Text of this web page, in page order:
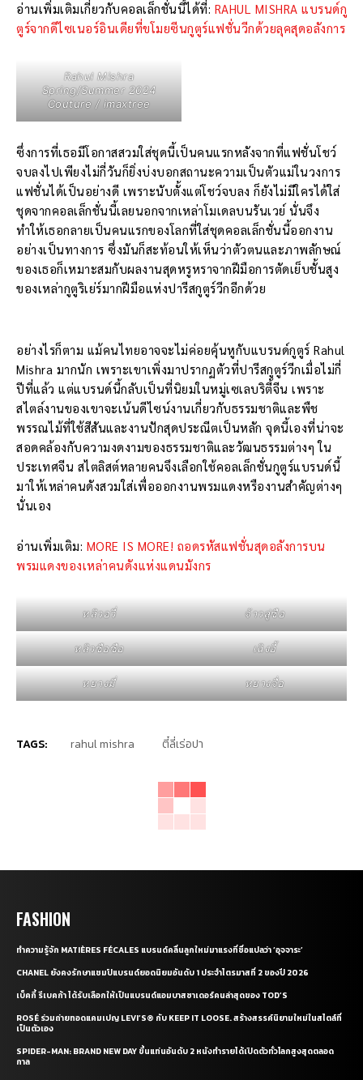
อ่านเพิ่มเติมเกี่ยวกับคอลเล็กชั่นนี้ได้ที่: RAHUL MISHRA แบรนด์กู
ตูร์จากดีไซเนอร์อินเดียที่ขโมยซีนกูตูร์แฟชั่นวีกด้วยลุคสุดอลังการ
Rahul Mishra
Spring/Summer 2024
Couture / imaxtree
ซึ่งการที่เธอมีโอกาสสวมใส่ชุดนี้เป็นคนแรกหลังจากที่แฟชั่นโชว์
จบลงไปเพียงไม่กี่วันก็ยิ่งบ่งบอกสถานะความเป็นตัวแม่ในวงการ
แฟชั่นได้เป็นอย่างดี เพราะนับตั้งแต่โชว์จบลง ก็ยังไม่มีใครได้ใส่
ชุดจากคอลเล็กชั่นนี้เลยนอกจากเหล่าโมเดลบนรันเวย์ นั่นจึง
ทำให้เธอกลายเป็นคนแรกของโลกที่ใส่ชุดคอลเล็กชั่นนี้ออกงาน
อย่างเป็นทางการ ซึ่งมันก็สะท้อนให้เห็นว่าตัวตนและภาพลักษณ์
ของเธอก็เหมาะสมกับผลงานสุดหรูหราจากฝีมือการตัดเย็บชั้นสูง
ของเหล่ากูตูริเย่ร์มากฝีมือแห่งปารีสกูตูร์วีกอีกด้วย
อย่างไรก็ตาม แม้คนไทยอาจจะไม่ค่อยคุ้นหูกับแบรนด์กูตูร์ Rahul
Mishra มากนัก เพราะเขาเพิ่งมาปรากฏตัวที่ปารีสกูตูร์วีกเมื่อไม่กี่
ปีที่แล้ว แต่แบรนด์นี้กลับเป็นที่นิยมในหมู่เซเลบริตี้จีน เพราะ
สไตล์งานของเขาจะเน้นดีไซน์งานเกี่ยวกับธรรมชาติและพืช
พรรณไม้ที่ใช้สีสันและงานปักสุดประณีตเป็นหลัก จุดนี้เองที่น่าจะ
สอดคล้องกับความงดงามของธรรมชาติและวัฒนธรรมต่างๆ ใน
ประเทศจีน สไตลิสต์หลายคนจึงเลือกใช้คอลเล็กชั่นกูตูร์แบรนด์นี้
มาให้เหล่าคนดังสวมใส่เพื่อออกงานพรมแดงหรืองานสำคัญต่างๆ
นั่นเอง
อ่านเพิ่มเติม: MORE IS MORE! ถอดรหัสแฟชั่นสุดอลังการบน
พรมแดงของเหล่าคนดังแห่งแดนมังกร
หลิวอวี่ จ้าวลู่ซือ
หลิวซือซือ เฉิงอี้
หยางมี่ หยางจื่อ
TAGS: rahul mishra ตี๋ลี่เร่อปา
FASHION
ทำความรู้จัก MATIÈRES FÉCALES แบรนด์คลื่นลูกใหม่มาแรงที่ชื่อแปลว่า ‘อุจจาระ’
CHANEL ยังคงรักษาแชมป์แบรนด์ยอดนิยมอันดับ 1 ประจำไตรมาสที่ 2 ของปี 2026
เบ็คกี้ รีเบคก้า ได้รับเลือกให้เป็นแบรนด์แอมบาสซาเดอร์คนล่าสุดของ TOD’S
ROSÉ ร่วมถ่ายทอดแคมเปญ LEVI’S® กับ KEEP IT LOOSE. สร้างสรรค์นิยามใหม่ในสไตล์ที่
เป็นตัวเอง
SPIDER-MAN: BRAND NEW DAY ขึ้นแท่นอันดับ 2 หนังทำรายได้เปิดตัวทั่วโลกสูงสุดตลอด
กาล